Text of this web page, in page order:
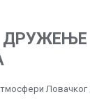
ДРУЖЕЊЕ